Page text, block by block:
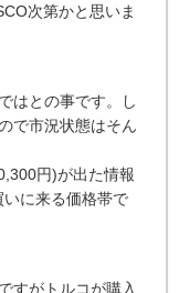
次第かと思いま
はとの事です。し
で市況状態はそん
円)が出た情報
に来る価格帯で
すがトルコが購入